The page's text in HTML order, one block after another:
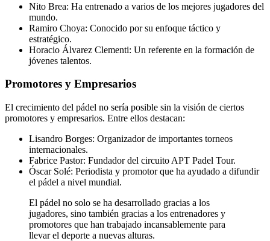
Nito Brea: Ha entrenado a varios de los mejores jugadores del
mundo.
Ramiro Choya: Conocido por su enfoque táctico y
estratégico.
Horacio Álvarez Clementi: Un referente en la formación de
jóvenes talentos.
Promotores y Empresarios
El crecimiento del pádel no sería posible sin la visión de ciertos
promotores y empresarios. Entre ellos destacan:
Lisandro Borges: Organizador de importantes torneos
internacionales.
Fabrice Pastor: Fundador del circuito APT Padel Tour.
Óscar Solé: Periodista y promotor que ha ayudado a difundir
el pádel a nivel mundial.
El pádel no solo se ha desarrollado gracias a los
jugadores, sino también gracias a los entrenadores y
promotores que han trabajado incansablemente para
llevar el deporte a nuevas alturas.